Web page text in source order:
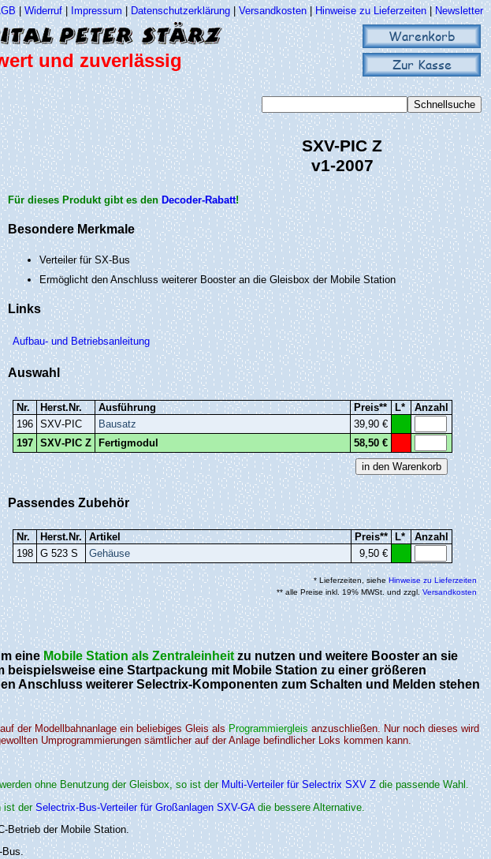
| Widerruf| Impressum | Datenschutzerklärung | Versandkosten| Hinweise zu Lieferzeiten|Newsletter
Warenkorb
Zur Kasse
und zuverlässig
SXV-PIC Z
v1-2007
Für dieses Produkt gibt es den Decoder-Rabatt!
Besondere Merkmale
Verteiler für SX-Bus
Ermöglicht den Anschluss weiterer Booster an die Gleisbox der Mobile Station
Links
Aufbau- und Betriebsanleitung
Auswahl
Nr. Herst.Nr. Ausführung Preis** L*
Anzahl
196 SXV‑PIC Bausatz
39,90 €
197 SXV‑PIC Z Fertigmodul 58,50 €
Passendes Zubehör
Nr. Herst.Nr. Artikel Preis** L*
Anzahl
198 G 523 S Gehäuse 9,50 €
* Lieferzeiten, sieheHinweise zu Lieferzeiten
** alle Preise inkl. 19% MWSt. und zzgl.Versandkosten
eineMobile Station als Zentraleinheitzu nutzen und weitere Booster an sie
eine Startpackung mit Mobile Station zu einer größeren
Anschluss weiterer Selectrix-Komponenten zum Schalten und Melden stehen
der Modellbahnanlage ein beliebiges Gleis als Programmiergleisanzuschließen. Nur noch dieses wird
Umprogrammierungen sämtlicher auf der Anlage befindlicher Loks kommen kann.
ohne Benutzung der Gleisbox, so ist der Multi-Verteiler für Selectrix SXV Z die passende Wahl.
ist der Selectrix-Bus-Verteiler für Großanlagen SXV-GAdie bessere Alternative.
Betrieb der Mobile Station.
Bus.